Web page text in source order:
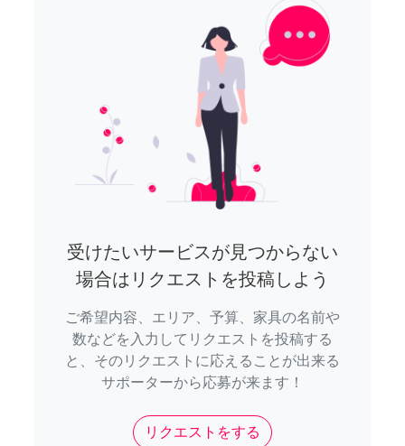
受けたいサービスが見つからない
場合はリクエストを投稿しよう
ご希望内容、エリア、予算、家具の名前や
数などを入力してリクエストを投稿する
と、そのリクエストに応えることが出来る
サポーターから応募が来ます！
リクエストをする